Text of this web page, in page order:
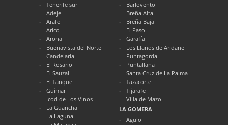
Tenerife sur
Adeje
Arafo
Arico
Arona
Buenavista del Norte
Candelaria
El Rosario
El Sauzal
El Tanque
Güímar
Icod de Los Vinos
La Guancha
La Laguna
Barlovento
Breña Alta
Breña Baja
El Paso
Garafía
Los Llanos de Aridane
Puntagorda
Puntallana
Santa Cruz de La Palma
Tazacorte
Tijarafe
Villa de Mazo
LA GOMERA
Agulo